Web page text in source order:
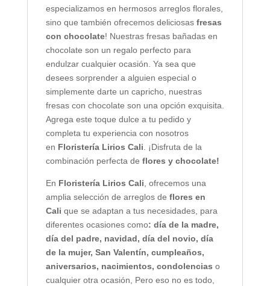
especializamos en hermosos arreglos florales,
sino que también ofrecemos deliciosas fresas
con chocolate! Nuestras fresas bañadas en
chocolate son un regalo perfecto para
endulzar cualquier ocasión. Ya sea que
desees sorprender a alguien especial o
simplemente darte un capricho, nuestras
fresas con chocolate son una opción exquisita.
Agrega este toque dulce a tu pedido y
completa tu experiencia con nosotros
en Floristería Lirios Cali. ¡Disfruta de la
combinación perfecta de flores y chocolate!
En Floristería Lirios Cali, ofrecemos una
amplia selección de arreglos de flores en
Cali que se adaptan a tus necesidades, para
diferentes ocasiones como: día de la madre,
día del padre, navidad, día del novio, día
de la mujer, San Valentín, cumpleaños,
aniversarios, nacimientos, condolencias o
cualquier otra ocasión, Pero eso no es todo,